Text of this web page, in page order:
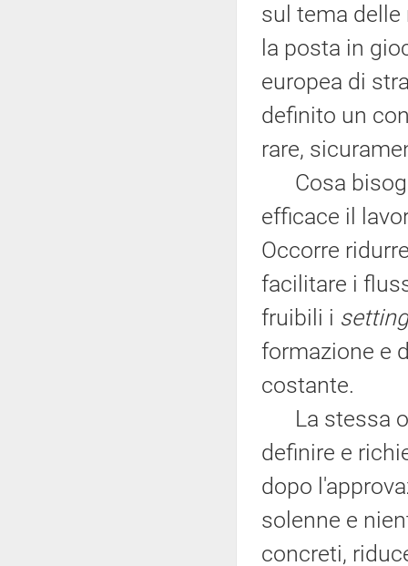
sul tema delle
la posta in
europea di
definito un
rare,
Cosa
efficace il
Occorre
facilitare i
fruibili i setting
formazione e
costante.
La stessa
definire e
dopo
solenne e
concreti,